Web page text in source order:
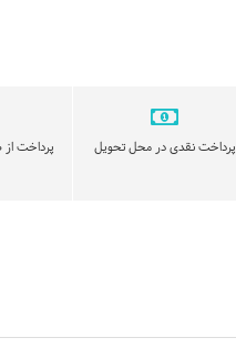
پرداخت نقدی در محل تحویل پرداخت از